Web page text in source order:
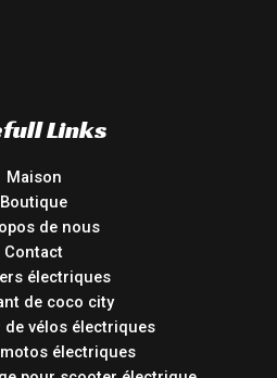
Links
Maison
Boutique
de nous
Contact
électriques
de coco city
vélos électriques
électriques